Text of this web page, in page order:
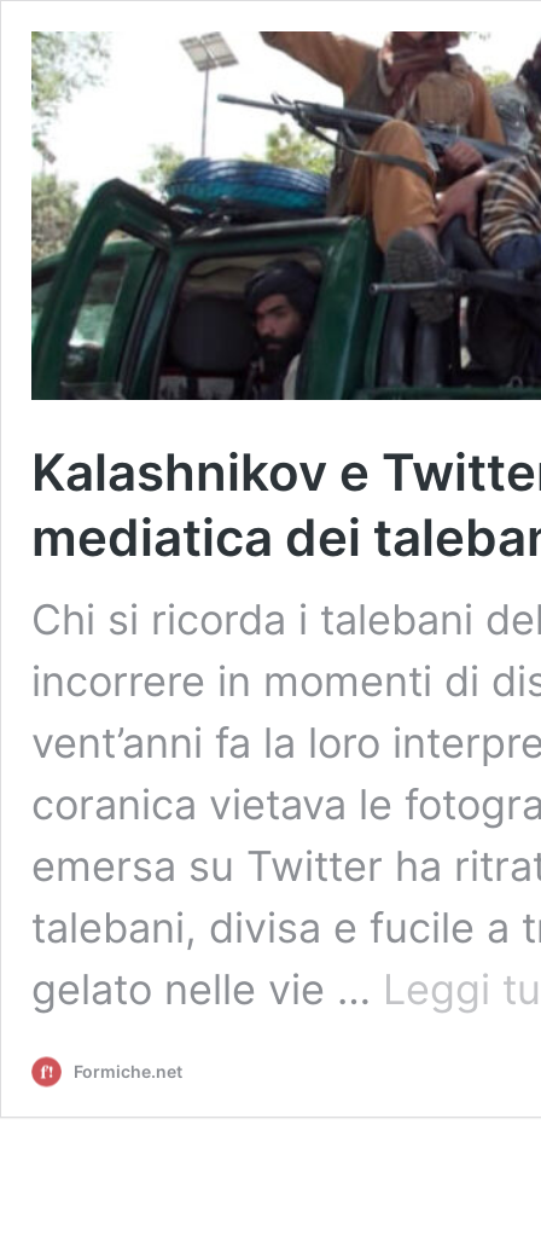
Kalashnikov e
mediatica dei
Chi si ricorda i talebani
incorrere in momenti di
vent’anni fa la loro
coranica vietava le
emersa su Twitter ha
talebani, divisa e fucile a
gelato nelle vie … Leggi
Formiche.net